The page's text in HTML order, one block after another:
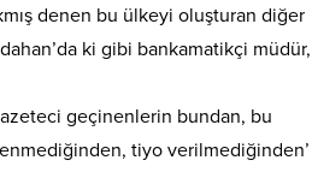
denen bu ülkeyi oluşturan diğer
ki gibi bankamatikçi müdür,
geçinenlerin bundan, bu
tiyo verilmediğinden’